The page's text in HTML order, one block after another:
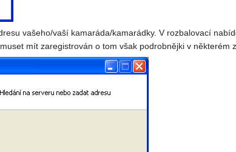
vašeho/vaší kamaráda/kamarádky. V rozbalovací
mít zaregistrován o tom však podrobnějki v